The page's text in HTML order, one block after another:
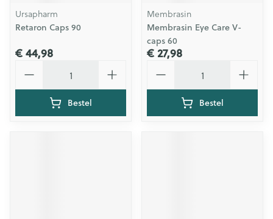
Ursapharm
Retaron Caps 90
€ 44,98
Bestel
Membrasin
Membrasin Eye Care V-
caps 60
€ 27,98
Bestel